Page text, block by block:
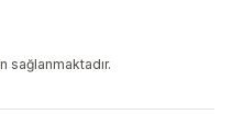
sağlanmaktadır.